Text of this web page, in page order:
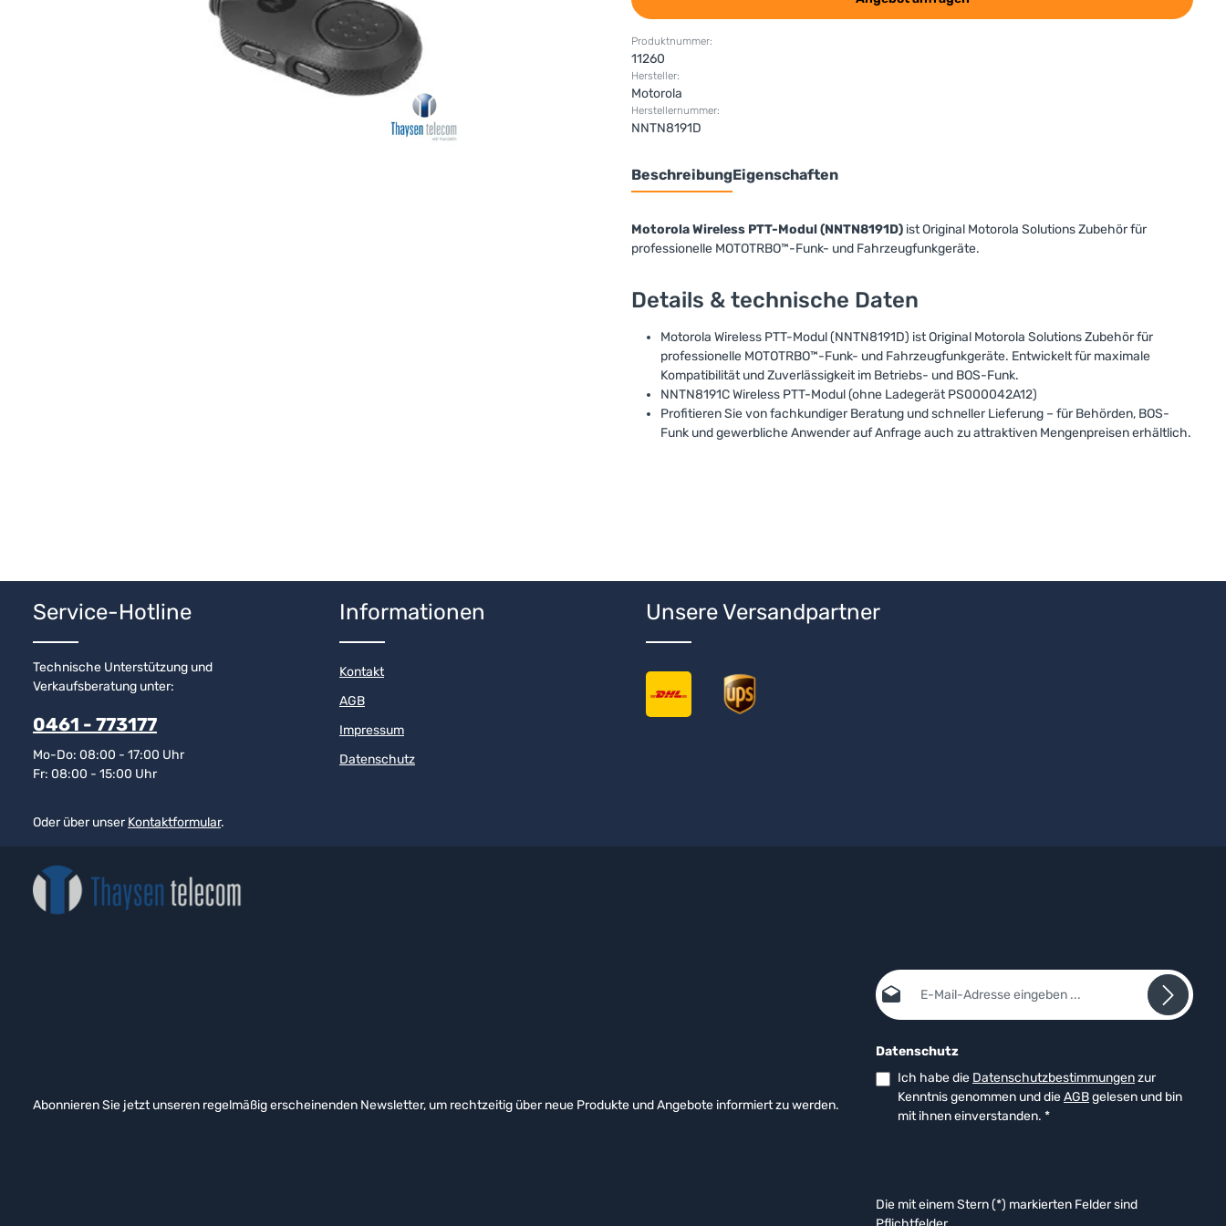
Produktnummer:
11260
Hersteller:
Motorola
Herstellernummer:
NNTN8191D
BeschreibungEigenschaften
Motorola Wireless PTT-Modul (NNTN8191D) ist Original Motorola Solutions Zubehör für
professionelle MOTOTRBO™-Funk- und Fahrzeugfunkgeräte.
Details & technische Daten
Motorola Wireless PTT-Modul (NNTN8191D) ist Original Motorola Solutions Zubehör für
professionelle MOTOTRBO™-Funk- und Fahrzeugfunkgeräte. Entwickelt für maximale
Kompatibilität und Zuverlässigkeit im Betriebs- und BOS-Funk.
NNTN8191C Wireless PTT-Modul (ohne Ladegerät PS000042A12)
Profitieren Sie von fachkundiger Beratung und schneller Lieferung – für Behörden, BOS-
Funk und gewerbliche Anwender auf Anfrage auch zu attraktiven Mengenpreisen erhältlich.
Service-Hotline
Technische Unterstützung und
Verkaufsberatung unter:
0461 - 773177
Mo-Do: 08:00 - 17:00 Uhr
Fr: 08:00 - 15:00 Uhr
Oder über unserKontaktformular.
Informationen
Kontakt
AGB
Impressum
Datenschutz
Unsere Versandpartner
Abonnieren Sie jetzt unseren regelmäßig erscheinenden Newsletter, um rechtzeitig über neue Produkte und Angebote informiert zu werden.
E-Mail-Adresse*
Datenschutz
Ich habe die Datenschutzbestimmungenzur
Kenntnis genommen und dieAGBgelesen und bin
mit ihnen einverstanden. *
Die mit einem Stern (*) markierten Felder sind